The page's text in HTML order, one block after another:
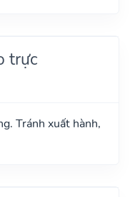
trực
Tránh xuất hành,